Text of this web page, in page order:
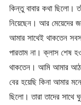
কিন্তু বাবার কথা ছিলো।
নিয়েছেন। আর মেয়েদের
আমার সাথেই থাকতেন
পারতাম না। ক্লাস শেষ
থাকতেন। আমি আমার
বের হয়েছি কিনা আমার
ছিলো। তারা তাদের সাথে